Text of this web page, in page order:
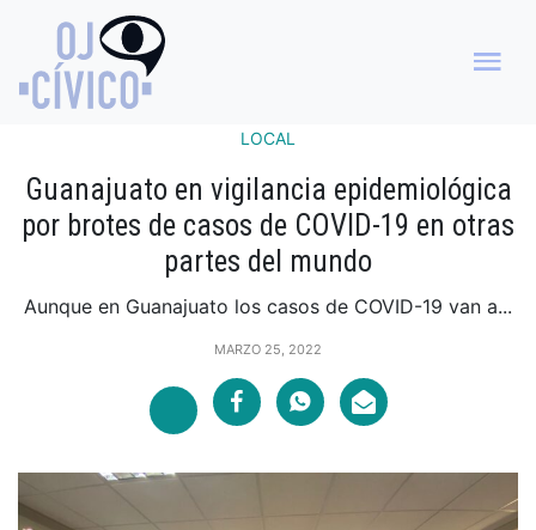
LOCAL
Guanajuato en vigilancia epidemiológica
por brotes de casos de COVID-19 en otras
partes del mundo
Aunque en Guanajuato los casos de COVID-19 van a...
MARZO 25, 2022